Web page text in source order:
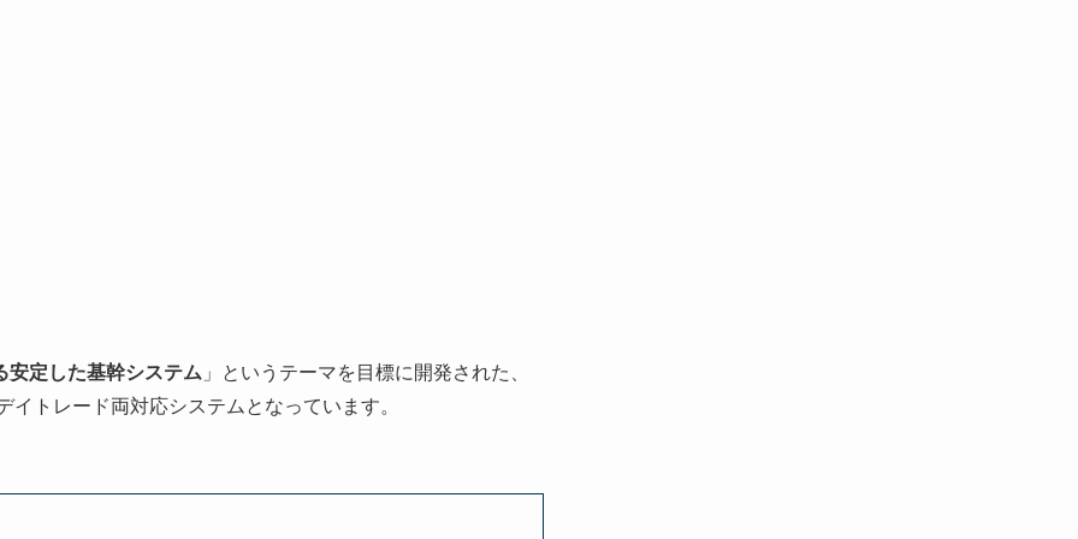
安定した基幹システム 」というテーマを目標に開発された、
トレード両対応システムとなっています。